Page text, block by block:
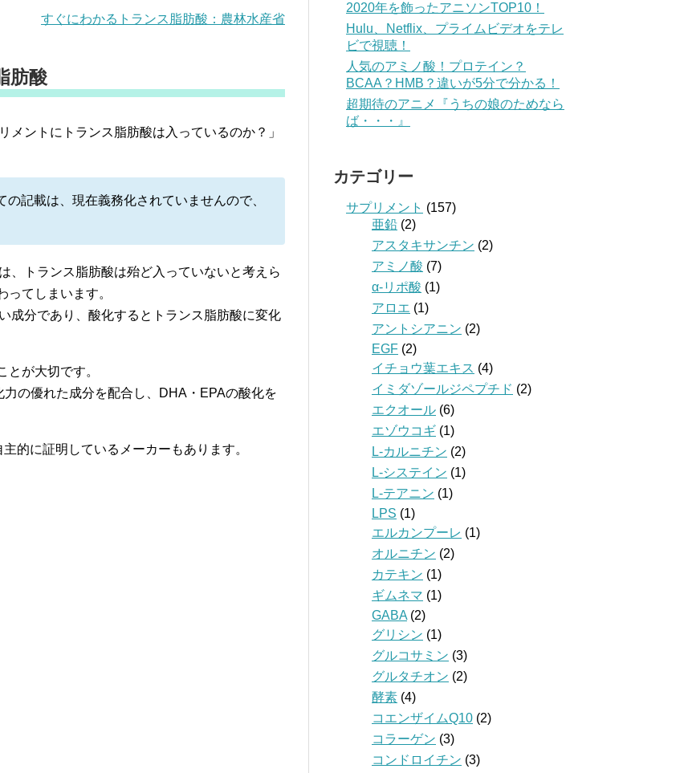
すぐにわかるトランス脂肪酸：農林水産省
肪酸
ントにトランス脂肪酸は入っているのか？」
記載は、現在義務化されていませんので、
、トランス脂肪酸は殆ど入っていないと考えら
てしまいます。
成分であり、酸化するとトランス脂肪酸に変化
とが大切です。
の優れた成分を配合し、DHA・EPAの酸化を
的に証明しているメーカーもあります。
2020年を飾ったアニソンTOP10！
Hulu、Netflix、プライムビデオをテレ
ビで視聴！
人気のアミノ酸！プロテイン？
BCAA？HMB？違いが5分で分かる！
超期待のアニメ『うちの娘のためなら
ば・・・』
カテゴリー
サプリメント (157)
亜鉛 (2)
アスタキサンチン (2)
アミノ酸 (7)
α-リポ酸 (1)
アロエ (1)
アントシアニン (2)
EGF (2)
イチョウ葉エキス (4)
イミダゾールジペプチド (2)
エクオール (6)
エゾウコギ (1)
L-カルニチン (2)
L-システイン (1)
L-テアニン (1)
LPS (1)
エルカンプーレ (1)
オルニチン (2)
カテキン (1)
ギムネマ (1)
GABA (2)
グリシン (1)
グルコサミン (3)
グルタチオン (2)
酵素 (4)
コエンザイムQ10 (2)
コラーゲン (3)
コンドロイチン (3)